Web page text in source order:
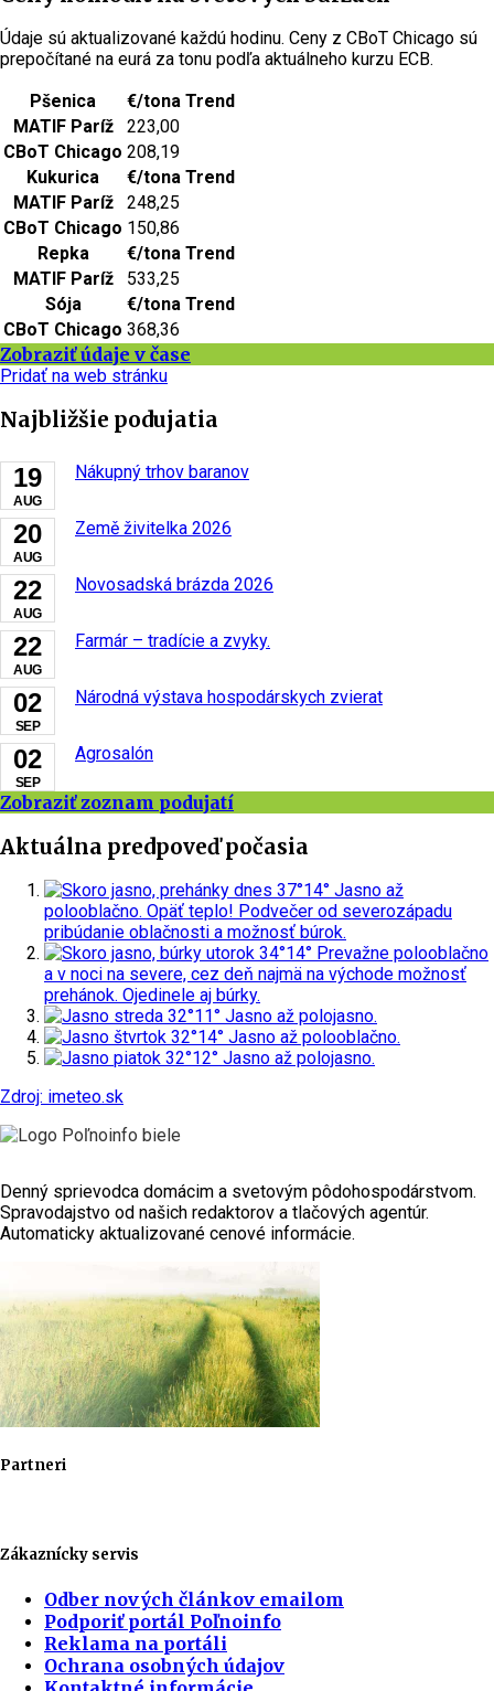
Údaje sú aktualizované každú hodinu. Ceny z CBoT Chicago sú
prepočítané na eurá za tonu podľa aktuálneho kurzu ECB.
Pšenica
€/tona Trend
MATIF Paríž
223,00
CBoT Chicago 208,19
Kukurica
€/tona Trend
MATIF Paríž
248,25
CBoT Chicago 150,86
Repka
€/tona Trend
MATIF Paríž
533,25
Sója
€/tona Trend
CBoT Chicago 368,36
Zobraziť údaje v čase
Pridať na web stránku
Najbližšie podujatia
19
AUG
Nákupný trhov baranov
20
AUG
Země živitelka 2026
22
AUG
Novosadská brázda 2026
22
AUG
Farmár – tradície a zvyky.
02
SEP
Národná výstava hospodárskych zvierat
02
SEP
Agrosalón
Zobraziť zoznam podujatí
Aktuálna predpoveď počasia
dnes 37°14° Jasno až
polooblačno. Opäť teplo! Podvečer od severozápadu
pribúdanie oblačnosti a možnosť búrok.
utorok 34°14° Prevažne polooblačno
a v noci na severe, cez deň najmä na východe možnosť
prehánok. Ojedinele aj búrky.
streda 32°11° Jasno až polojasno.
štvrtok 32°14° Jasno až polooblačno.
piatok 32°12° Jasno až polojasno.
Zdroj: imeteo.sk
Denný sprievodca domácim a svetovým pôdohospodárstvom.
Spravodajstvo od našich redaktorov a tlačových agentúr.
Automaticky aktualizované cenové informácie.
Partneri
Zákaznícky servis
Odber nových článkov emailom
Podporiť portál Poľnoinfo
Reklama na portáli
Ochrana osobných údajov